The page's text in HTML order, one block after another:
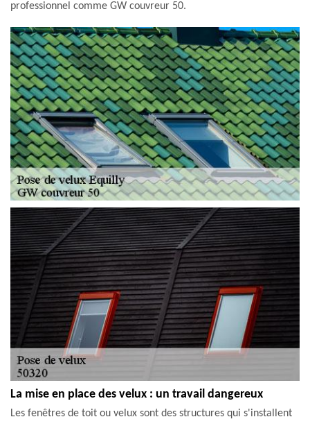
professionnel comme GW couvreur 50.
La mise en place des velux : un travail dangereux
Les fenêtres de toit ou velux sont des structures qui s'installent